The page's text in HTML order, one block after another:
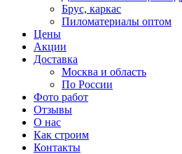
Брус, каркас
Пиломатериалы оптом
Цены
Акции
Доставка
Москва и область
По России
Фото работ
Отзывы
О нас
Как строим
Контакты